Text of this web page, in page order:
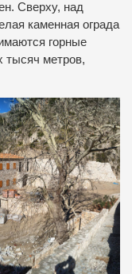
Сверху, над
каменная ограда
горные
тысяч метров,